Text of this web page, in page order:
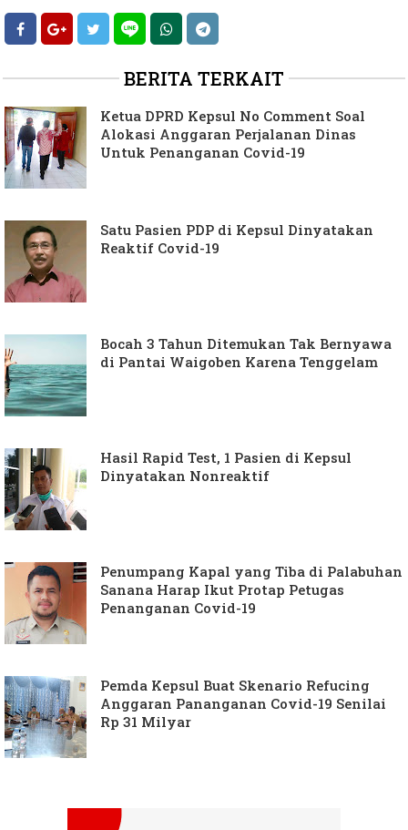
BERITA TERKAIT
Ketua DPRD Kepsul No Comment Soal
Alokasi Anggaran Perjalanan Dinas
Untuk Penanganan Covid-19
Satu Pasien PDP di Kepsul Dinyatakan
Reaktif Covid-19
Bocah 3 Tahun Ditemukan Tak Bernyawa
di Pantai Waigoben Karena Tenggelam
Hasil Rapid Test, 1 Pasien di Kepsul
Dinyatakan Nonreaktif
Penumpang Kapal yang Tiba di Palabuhan
Sanana Harap Ikut Protap Petugas
Penanganan Covid-19
Pemda Kepsul Buat Skenario Refucing
Anggaran Pananganan Covid-19 Senilai
Rp 31 Milyar